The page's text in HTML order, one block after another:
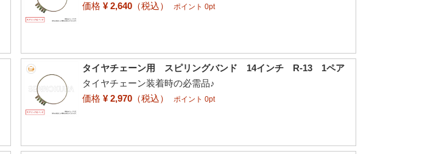
価格 ¥ 2,640 （税込） ポイント 0pt
タイヤチェーン用 スピリングバンド 14インチ R-13 1ペア
タイヤチェーン装着時の必需品♪
価格 ¥ 2,970 （税込） ポイント 0pt